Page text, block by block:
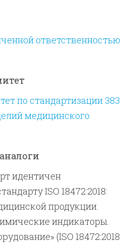
ответственностью
по стандартизации 383
медицинского
идентичен
ISO 18472:2018:
продукции.
индикаторы.
(ISO 18472:2018